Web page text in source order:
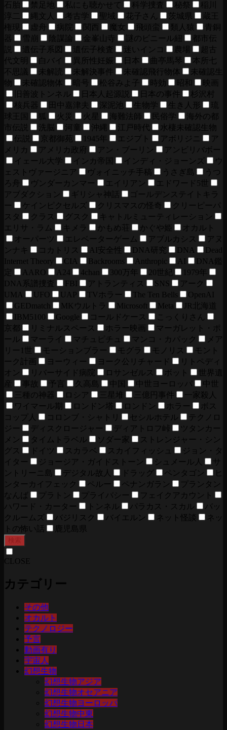
石胎
禁足地 私にも聴かせて 科学捜査 秘祭
稲川
淳二
縄文人 考古学 聖域 花子さん 茨城県
蔵王
権現
虚舟 病院 関西 魔女 飛頭蛮 類人猿
青銅
器
雪崩 陰謀論 金峯山寺 謎のビニール紐
都市伝
説
遺伝子系図 遺伝子検査 迷いインコ 農場
超古
代文明
白バイ 異所性妊娠 日本 曲亭馬琴
本所七
不思議
未解読 未解決事件 未確認飛行物体
未確認生
物
未確認物体 暗号 松谷みよ子 時効 昭和
映画
旧善波トンネル
日本人起源説 日本の事件
杉沢村
核兵器
田中嘉津夫 深泥池 生物学 生き人形
琉
球王国
狐 火災 火星 海難法師 民俗学
海外の都
市伝説
洗脳 河童 沖縄 江戸時代
水棲未確認生物
伝説
京都御苑 1945年 エジプト アボリジニ
ア
メリカ
アメリカ政府 アン・ブーリン
アンビリバボー
イェール大学
インカ帝国 インディ・ジョーンズ
ウ
ェストヴァージニア
ヴォイニッチ手稿 うさぎ島
うつ
ろ舟
ヴンダーカンマー エイリアン
エドワード5世
アブダクション
ギリシャ神話
ゴールデンステイトキラ
ー
ケインピクセルズ クリスマスの怪奇
クリーピーパ
スタ
クラス グスク
キャトルミューティレーション
エリサ・ラム
キメラ かもめ荘 かぐや姫
オカルト
オーパーツ
エレベーターゲーム アブルカシス
アヌ
ンナキ
コカトリス AI安全性 DNA研究 DNA
Dead
Internet Theory
CIA Backrooms Anthropic AI
DNA鑑
定
AARO A24 4chan 300万年 20世紀
1979年
DNA系譜捜査
FBI アトランティス SNS
アーク
UMA
UFO UAP TVホラー The Ten Bells
OpenAI
GEDmatch
MKウルトラ Microsoft Meta
JR北海道
IBM5100
Google コールドケース
こっくりさん
京都
リミナルスペース ホラー映画
マーガレット・ポ
ール
マーライ マチュピチュ マンコ・カパック
メア
リー1世
モーションブラー モグラ モノリス
モント
ーク計画
ヨーウィー ヨーク公リチャード
リトペディ
オン
リバーサイド病院 ロサンゼルス ボット
世界遺
産
事故 予言 久高島 中国 中世ヨーロッパ
中世
三種の神器
ロシア 三星堆 三億円事件
一家殺人
ワイマール期
ロンドン塔 ロンドン ホラー
ボス
コップ人
コロンブ・シャトリ セシルホテル
テクノロ
ジー
ディスクロージャー ディアトロフ峠
ツタンカー
メン
タイムトラベル ソダー家
ストレンジャー・シン
グス
ドイツ スカラベ スカイフィッシュ
ジョン・タ
イター
ジョージア・ガイドストーン シュメール人
サ
ントリーニ島
デジタル故人 ドラッグ ペンタゴン
ヒ
ンターカイフェック
ペルー ペナンガラン
プランタン
なんば
プラトン プライバシー
フェイクアカウント
ハワード・カーター
トンネル パラカス・スカル
バッ
クルームズ
バジリスク バイエルン ネット怪談
ネッ
トの怖い話
鹿児島県
検索
CLOSE
カテゴリー
その他
オカルト
テクノロジー
予言
動画有り
宇宙人
幻想生物
幻想生物アジア
幻想生物オセアニア
幻想生物ヨーロッパ
幻想生物中東
幻想生物日本